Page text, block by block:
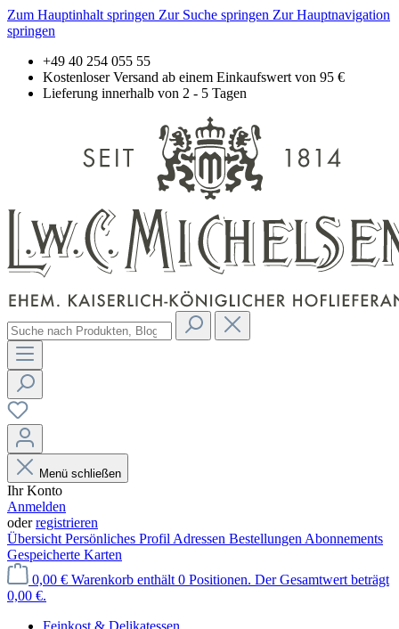
Zum Hauptinhalt springen Zur Suche springen Zur Hauptnavigation
springen
+49 40 254 055 55
Kostenloser Versand ab einem Einkaufswert von 95 €
Lieferung innerhalb von 2 - 5 Tagen
Menü schließen
Ihr Konto
Anmelden
oderregistrieren
Übersicht Persönliches Profil Adressen Bestellungen Abonnements
Gespeicherte Karten
0,00 € Warenkorb enthält 0 Positionen. Der Gesamtwert beträgt
0,00 €.
Feinkost & Delikatessen